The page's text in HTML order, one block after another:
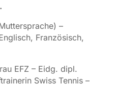
–
Französisch,
EFZ – Eidg. dipl.
Swiss Tennis –